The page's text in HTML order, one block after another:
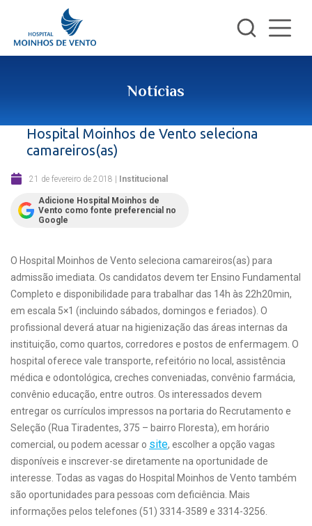
Notícias
Hospital Moinhos de Vento seleciona
camareiros(as)
21 de fevereiro de 2018 | Institucional
Adicione Hospital Moinhos de
Vento como fonte preferencial no
Google
O Hospital Moinhos de Vento seleciona camareiros(as) para
admissão imediata. Os candidatos devem ter Ensino Fundamental
Completo e disponibilidade para trabalhar das 14h às 22h20min,
em escala 5×1 (incluindo sábados, domingos e feriados). O
profissional deverá atuar na higienização das áreas internas da
instituição, como quartos, corredores e postos de enfermagem. O
hospital oferece vale transporte, refeitório no local, assistência
médica e odontológica, creches conveniadas, convênio farmácia,
convênio educação, entre outros. Os interessados devem
entregar os currículos impressos na portaria do Recrutamento e
Seleção (Rua Tiradentes, 375 – bairro Floresta), em horário
comercial, ou podem acessar o site, escolher a opção vagas
disponíveis e inscrever-se diretamente na oportunidade de
interesse. Todas as vagas do Hospital Moinhos de Vento também
são oportunidades para pessoas com deficiência. Mais
informações pelos telefones (51) 3314-3589 e 3314-3256.